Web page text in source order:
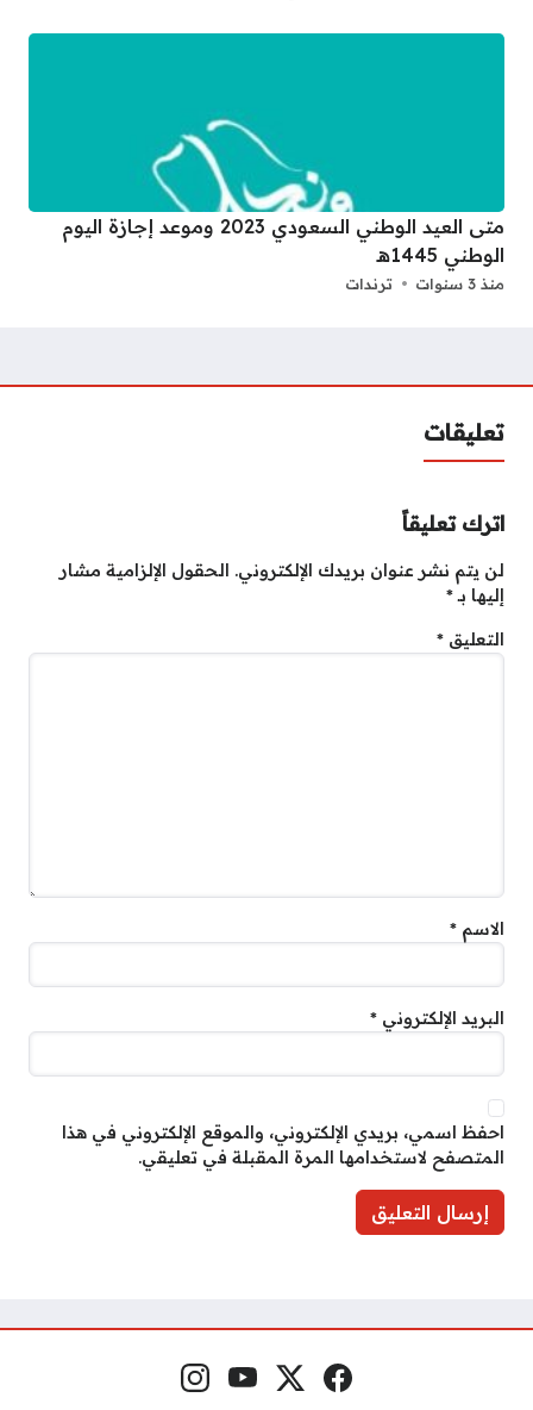
متى العيد الوطني السعودي 2023 وموعد إجازة اليوم
الوطني 1445هـ
منذ 3 سنوات ترندات
تعليقات
اترك تعليقاً
لن يتم نشر عنوان بريدك الإلكتروني. الحقول الإلزامية مشار
إليها بـ*
التعليق *
الاسم *
البريد الإلكتروني *
احفظ اسمي، بريدي الإلكتروني، والموقع الإلكتروني في هذا
المتصفح لاستخدامها المرة المقبلة في تعليقي.
مواقع التواصل فيسبوكمنصة إكس
يوتيوبإنستغرام